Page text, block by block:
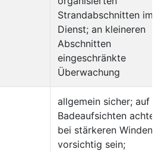
Strandabschnitten im
Dienst; an kleineren
Abschnitten
eingeschränkte
Überwachung
allgemein sicher; auf
Badeaufsichten
bei stärkeren Winden
vorsichtig sein;